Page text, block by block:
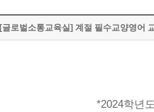
[글로벌소통교육실] 계절 필수교양영어
*2024학년